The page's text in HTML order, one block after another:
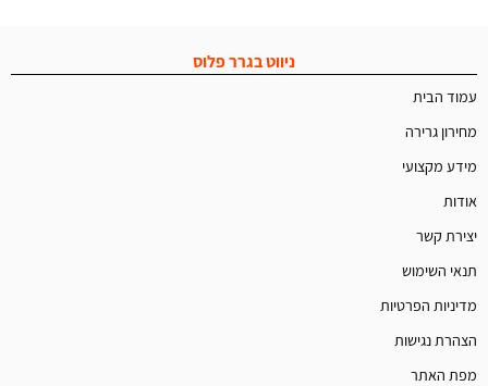
ניווט בגרר פלוס
עמוד הבית
מחירון גרירה
מידע מקצועי
אודות
יצירת קשר
תנאי השימוש
מדיניות הפרטיות
הצהרת נגישות
מפת האתר